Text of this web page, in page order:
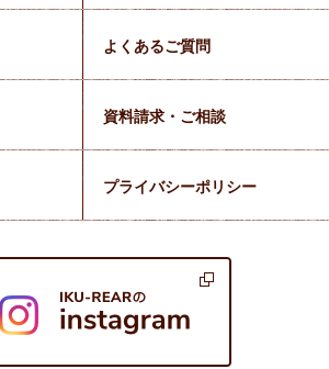
よくあるご質問
資料請求・ご相談
プライバシーポリシー